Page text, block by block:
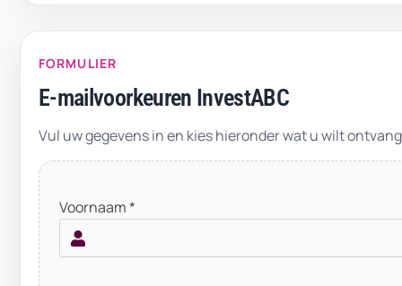
FORMULIER
E-mailvoorkeuren InvestABC
Vul uw gegevens in en kies hieronder wat u wilt
Voornaam *